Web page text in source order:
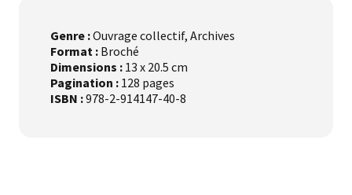
Genre :Ouvrage collectif, Archives
Format : Broché
Dimensions : 13 x 20.5 cm
Pagination : 128 pages
ISBN :978-2-914147-40-8